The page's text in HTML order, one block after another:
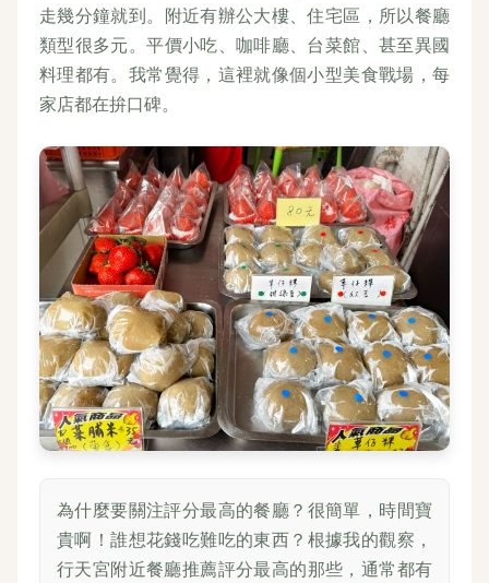
走幾分鐘就到。附近有辦公大樓、住宅區，所以餐廳
類型很多元。平價小吃、咖啡廳、台菜館、甚至異國
料理都有。我常覺得，這裡就像個小型美食戰場，每
家店都在拚口碑。
為什麼要關注評分最高的餐廳？很簡單，時間寶
貴啊！誰想花錢吃難吃的東西？根據我的觀察，
行天宮附近餐廳推薦評分最高的那些，通常都有